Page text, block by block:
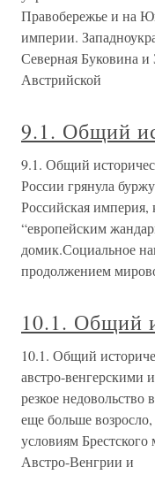
Правобережье и на
империи.
Северная Буковина
Австрийской
9.1. Общий
9.1. Общий
России грянула
Российская империя,
“европейским
домик.Социальное
продолжением
10.1. Общий
10.1. Общий
австро-венгерскими
резкое недовольство
еще больше возросло,
условиям
Австро-Венгрии и